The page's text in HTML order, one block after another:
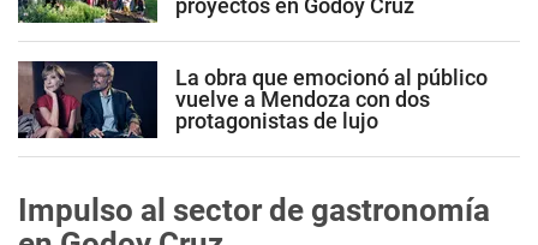
La obra que emocionó al público
vuelve a Mendoza con dos
protagonistas de lujo
Impulso al sector de gastronomía